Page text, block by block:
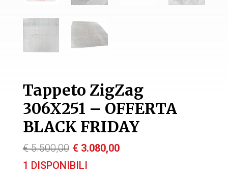
Tappeto ZigZag
306X251 – OFFERTA
BLACK FRIDAY
€5.500,00 Il
prezzo
€ 3.080,00Il
1 DISPONIBILI